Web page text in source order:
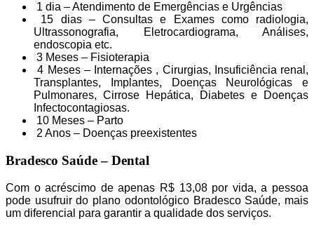
1 dia – Atendimento de Emergências e Urgências
15 dias – Consultas e Exames como radiologia,
Ultrassonografia, Eletrocardiograma, Análises,
endoscopia etc.
3 Meses – Fisioterapia
4 Meses – Internações , Cirurgias, Insuficiência renal,
Transplantes, Implantes, Doenças Neurológicas e
Pulmonares, Cirrose Hepática, Diabetes e Doenças
Infectocontagiosas.
10 Meses – Parto
2 Anos – Doenças preexistentes
Bradesco Saúde – Dental
Com o acréscimo de apenas R$ 13,08 por vida, a pessoa
pode usufruir do plano odontológico Bradesco Saúde, mais
um diferencial para garantir a qualidade dos serviços.